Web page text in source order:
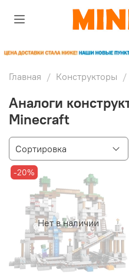
Главная Конструкторы
Аналоги
Minecraft
Нет в наличии
-20%